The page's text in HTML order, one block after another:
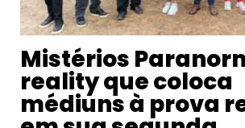
Mistérios
reality que coloca
médiuns à prova